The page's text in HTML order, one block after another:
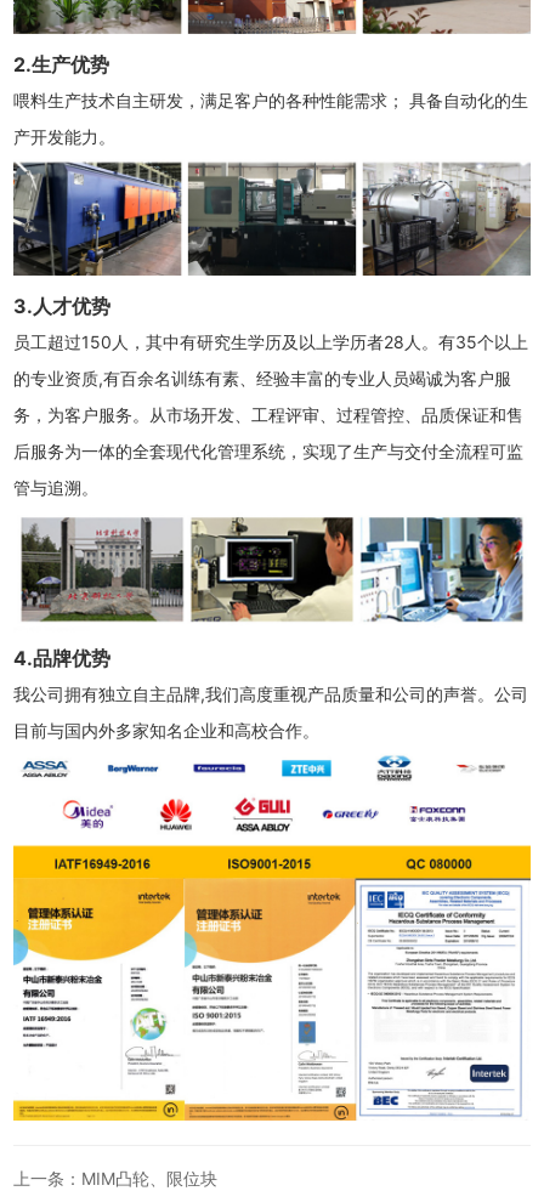
2.生产优势
喂料生产技术自主研发，满足客户的各种性能需求； 具备自动化的生
产开发能力。
3.人才优势
员工超过150人，其中有研究生学历及以上学历者28人。有35个以上
的专业资质,有百余名训练有素、经验丰富的专业人员竭诚为客户服
务，为客户服务。从市场开发、工程评审、过程管控、品质保证和售
后服务为一体的全套现代化管理系统，实现了生产与交付全流程可监
管与追溯。
4.品牌优势
我公司拥有独立自主品牌,我们高度重视产品质量和公司的声誉。公司
目前与国内外多家知名企业和高校合作。
上一条：MIM凸轮、限位块